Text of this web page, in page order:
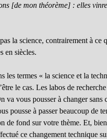
[de mon théorème] : elles
la science, contrairement à ce
en siècles.
les termes « la science et la
le cas. Les labos de
va vous pousser à changer
pousse à passer beaucoup de
de fond sur votre thème. Et,
ce changement technique